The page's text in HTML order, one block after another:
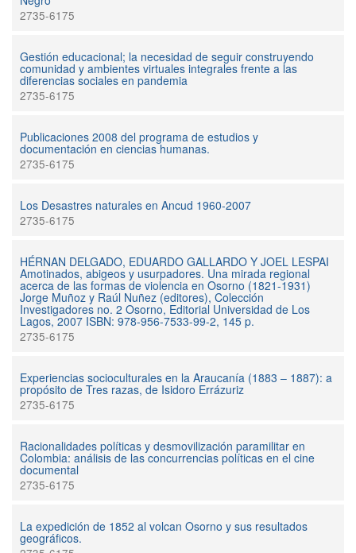
2735-6175
Gestión educacional; la necesidad de seguir construyendo
comunidad y ambientes virtuales integrales frente a las
diferencias sociales en pandemia
2735-6175
Publicaciones 2008 del programa de estudios y
documentación en ciencias humanas.
2735-6175
Los Desastres naturales en Ancud 1960-2007
2735-6175
HÉRNAN DELGADO, EDUARDO GALLARDO Y JOEL LESPAI
Amotinados, abigeos y usurpadores. Una mirada regional
acerca de las formas de violencia en Osorno (1821-1931)
Jorge Muñoz y Raúl Nuñez (editores), Colección
Investigadores no. 2 Osorno, Editorial Universidad de Los
Lagos, 2007 ISBN: 978-956-7533-99-2, 145 p.
2735-6175
Experiencias socioculturales en la Araucanía (1883 – 1887): a
propósito de Tres razas, de Isidoro Errázuriz
2735-6175
Racionalidades políticas y desmovilización paramilitar en
Colombia: análisis de las concurrencias políticas en el cine
documental
2735-6175
La expedición de 1852 al volcan Osorno y sus resultados
geográficos.